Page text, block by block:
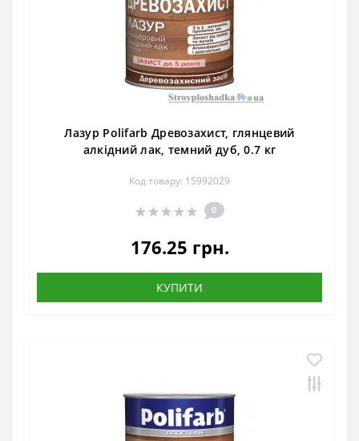
Лазур Polifarb Древозахист, глянцевий
алкідний лак, темний дуб, 0.7 кг
Код товару: 15992029
0
176.25 грн.
КУПИТИ